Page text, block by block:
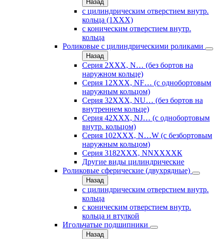
Назад
с цилиндрическим отверстием внутр.
кольца (1ХХХ)
с коническим отверстием внутр.
кольца
Роликовые с цилиндрическими роликами
Назад
Серия 2ХХХ, N… (без бортов на
наружном кольце)
Серия 12ХХХ, NF… (с однобортовым
наружным кольцом)
Серия 32ХХХ, NU… (без бортов на
внутреннем кольце)
Серия 42ХХХ, NJ… (с однобортовым
внутр. кольцом)
Серия 102ХХХ, N…W (с безбортовым
наружным кольцом)
Серия 3182ХХХ, NNХХХХК
Другие виды цилиндрические
Роликовые сферические (двухрядные)
Назад
с цилиндрическим отверстием внутр.
кольца
с коническим отверстием внутр.
кольца и втулкой
Игольчатые подшипники
Назад